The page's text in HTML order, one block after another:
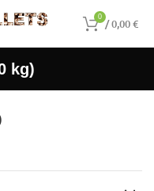
0 /0,00€
kg)